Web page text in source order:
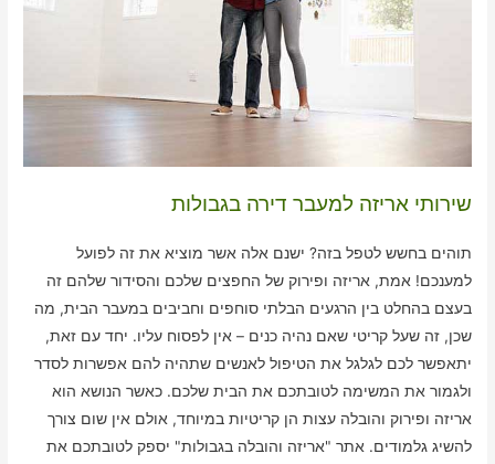
שירותי אריזה למעבר דירה בגבולות
תוהים בחשש לטפל בזה? ישנם אלה אשר מוציא את זה לפועל
למענכם! אמת, אריזה ופירוק של החפצים שלכם והסידור שלהם זה
בעצם בהחלט בין הרגעים הבלתי סוחפים וחביבים במעבר הבית, מה
שכן, זה שעל קריטי שאם נהיה כנים – אין לפסוח עליו. יחד עם זאת,
יתאפשר לכם לגלגל את הטיפול לאנשים שתהיה להם אפשרות לסדר
ולגמור את המשימה לטובתכם את הבית שלכם. כאשר הנושא הוא
אריזה ופירוק והובלה עצות הן קריטיות במיוחד, אולם אין שום צורך
להשיג גלמודים. אתר "אריזה והובלה בגבולות" יספק לטובתכם את